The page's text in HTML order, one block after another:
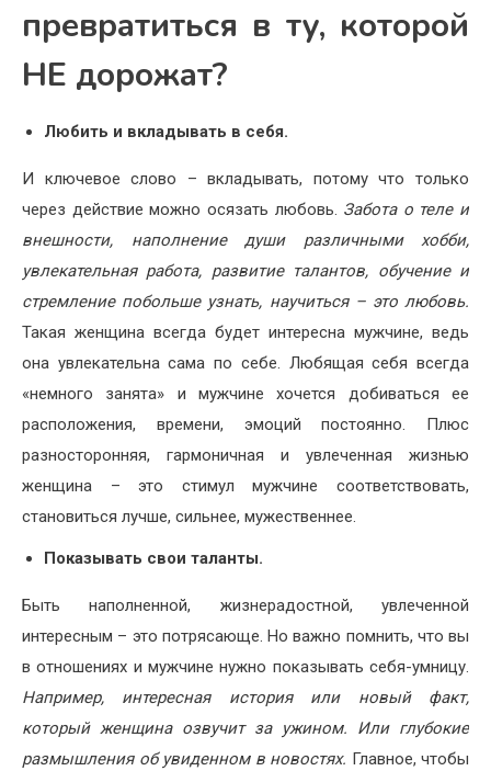
превратиться в ту, которой
НЕ дорожат?
Любить и вкладывать в себя.
И ключевое слово – вкладывать, потому что только
через действие можно осязать любовь. Забота о теле и
внешности, наполнение души различными хобби,
увлекательная работа, развитие талантов, обучение и
стремление побольше узнать, научиться – это любовь.
Такая женщина всегда будет интересна мужчине, ведь
она увлекательна сама по себе. Любящая себя всегда
«немного занята» и мужчине хочется добиваться ее
расположения, времени, эмоций постоянно. Плюс
разносторонняя, гармоничная и увлеченная жизнью
женщина – это стимул мужчине соответствовать,
становиться лучше, сильнее, мужественнее.
Показывать свои таланты.
Быть наполненной, жизнерадостной, увлеченной
интересным – это потрясающе. Но важно помнить, что вы
в отношениях и мужчине нужно показывать себя-умницу.
Например, интересная история или новый факт,
который женщина озвучит за ужином. Или глубокие
размышления об увиденном в новостях. Главное, чтобы